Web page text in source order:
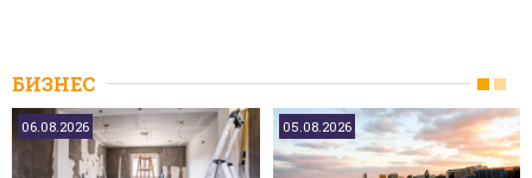
БИЗНЕС
06.08.2026 05.08.2026